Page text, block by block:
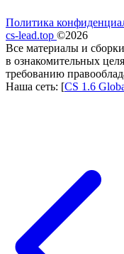
Политика
cs-lead.top ©2026
Все материалы и
в ознакомительных
требованию
Наша сеть: [CS 1.6